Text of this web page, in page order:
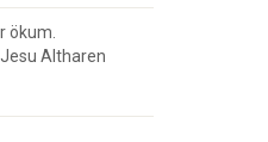
ökum.
Altharen